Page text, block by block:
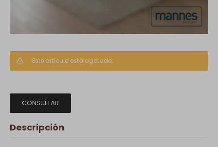
Este artículo está agotado.
CONSULTAR
Descripción